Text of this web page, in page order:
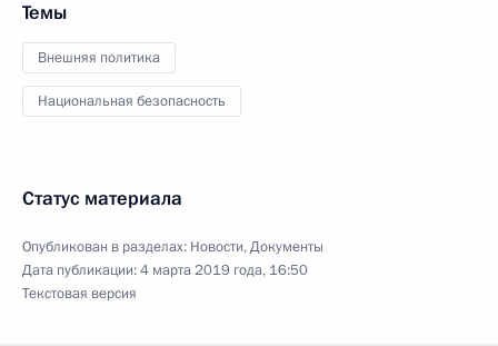
Темы
Внешняя политика
Национальная безопасность
Статус материала
Опубликован в разделах: Новости,Документы
Дата публикации:4 марта 2019 года, 16:50
Текстовая версия